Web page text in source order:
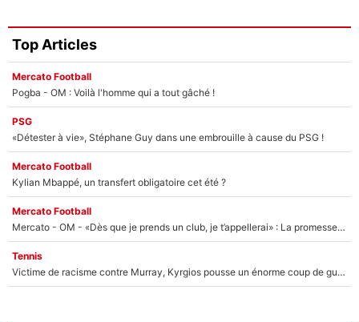
Top Articles
Mercato Football
Pogba - OM : Voilà l'homme qui a tout gâché !
PSG
«Détester à vie», Stéphane Guy dans une embrouille à cause du PSG !
Mercato Football
Kylian Mbappé, un transfert obligatoire cet été ?
Mercato Football
Mercato - OM - «Dès que je prends un club, je t’appellerai» : La promesse de Marcelino au moment de claquer la porte
Tennis
Victime de racisme contre Murray, Kyrgios pousse un énorme coup de gueule !